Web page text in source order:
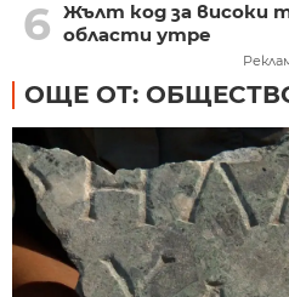
6 Жълт код за високи
области утре
ОЩЕ ОТ: